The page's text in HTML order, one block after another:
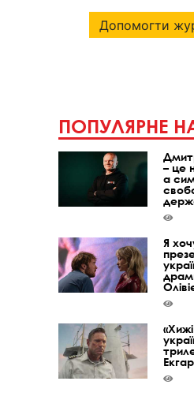
Допомогти
ПОПУЛЯРНЕ
– це
а
Я